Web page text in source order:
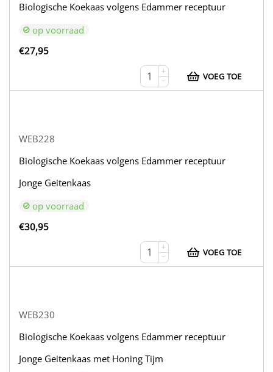
Biologische Koekaas volgens Edammer receptuur
op voorraad
€27,95
+
−
VOEG TOE
WEB228
Biologische Koekaas volgens Edammer receptuur
Jonge Geitenkaas
op voorraad
€30,95
+
−
VOEG TOE
WEB230
Biologische Koekaas volgens Edammer receptuur
Jonge Geitenkaas met Honing Tijm